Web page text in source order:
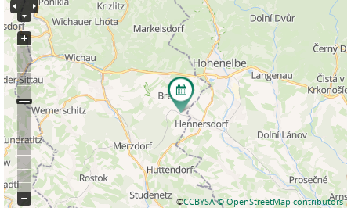
©CCBYSA © OpenStreetMap contributors